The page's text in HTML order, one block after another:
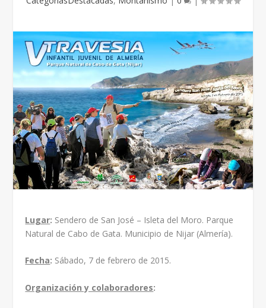
Lugar: Sendero de San José – Isleta del Moro. Parque
Natural de Cabo de Gata. Municipio de Nijar (Almería).
Fecha: Sábado, 7 de febrero de 2015.
Organización y colaboradores: